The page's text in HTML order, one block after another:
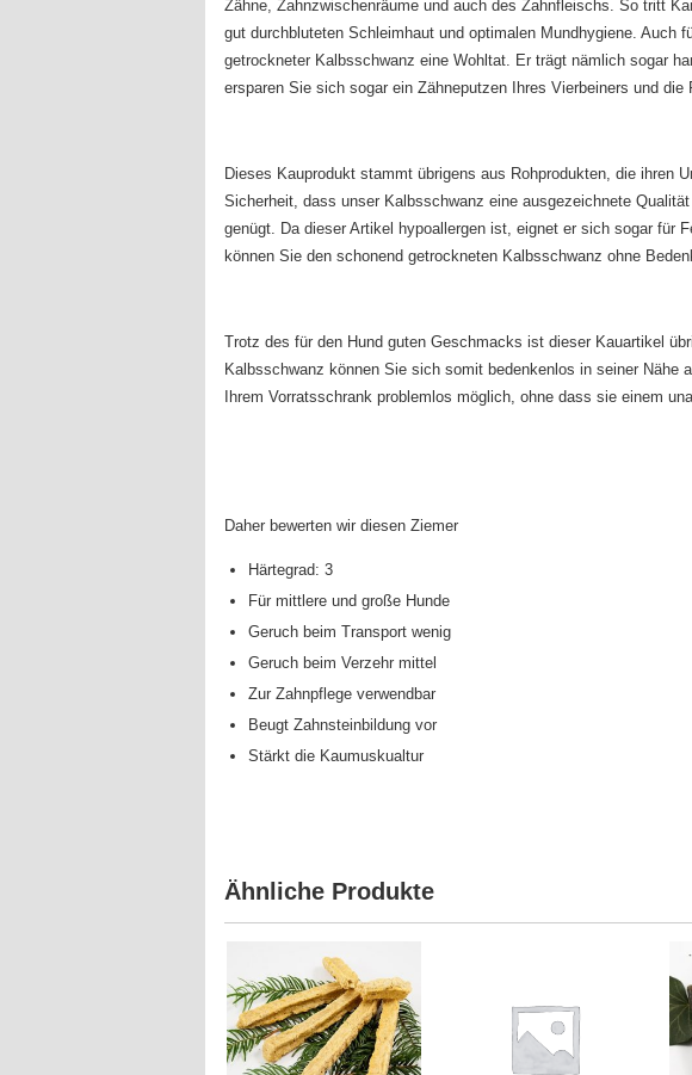
Zähne, Zahnzwischenräume und auch des Zahnfleischs. So tritt
gut durchbluteten Schleimhaut und optimalen Mundhygiene. Auch
getrockneter Kalbsschwanz eine Wohltat. Er trägt nämlich sogar
ersparen Sie sich sogar ein Zähneputzen Ihres Vierbeiners und die
Dieses Kauprodukt stammt übrigens aus Rohprodukten, die ihren
Sicherheit, dass unser Kalbsschwanz eine ausgezeichnete
genügt. Da dieser Artikel hypoallergen ist, eignet er sich sogar für
können Sie den schonend getrockneten Kalbsschwanz ohne
Trotz des für den Hund guten Geschmacks ist dieser Kauartikel
Kalbsschwanz können Sie sich somit bedenkenlos in seiner
Ihrem Vorratsschrank problemlos möglich, ohne dass sie einem
Daher bewerten wir diesen Ziemer
Härtegrad: 3
Für mittlere und große Hunde
Geruch beim Transport wenig
Geruch beim Verzehr mittel
Zur Zahnpflege verwendbar
Beugt Zahnsteinbildung vor
Stärkt die Kaumuskualtur
Ähnliche Produkte